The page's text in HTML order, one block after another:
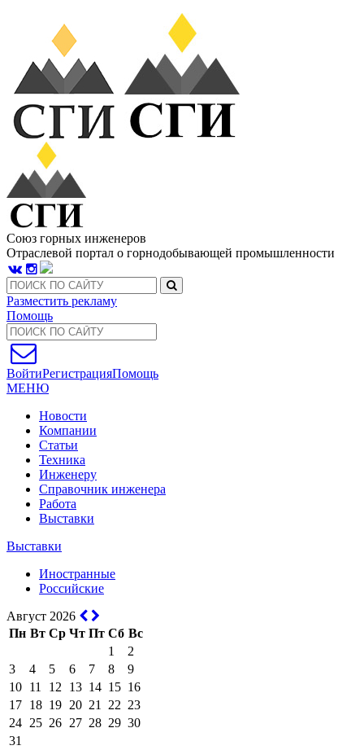
Союз горных инженеров
Отраслевой портал о горнодобывающей промышленности
Разместить рекламу
Помощь
ВойтиРегистрацияПомощь
МЕНЮ
Новости
Компании
Статьи
Техника
Инженеру
Справочник инженера
Работа
Выставки
Выставки
Иностранные
Российские
Август 2026
Пн Вт Ср Чт Пт Сб Вс
1
2
3
4 5 6 7 8
9
10 11 12 13 14 15 16
17 18 19 20 21 22 23
24 25 26 27 28 29 30
31